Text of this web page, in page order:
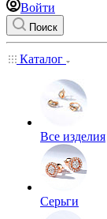
Войти
Поиск
Каталог
Все изделия
Серьги